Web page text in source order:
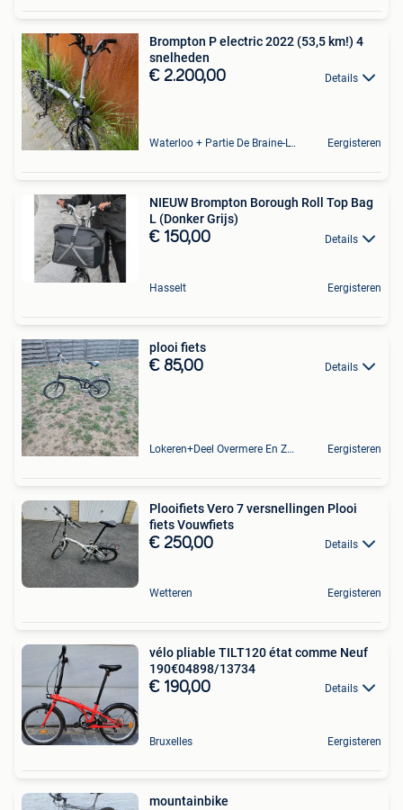
Brompton P electric 2022 (53,5 km!) 4
snelheden
€ 2.200,00 Details
Waterloo + Partie De Braine-L'Alleud, De Ohain Eergisteren
NIEUW Brompton Borough Roll Top Bag
L (Donker Grijs)
€ 150,00 Details
Hasselt Eergisteren
plooi fiets
€ 85,00 Details
Lokeren+Deel Overmere En Zele Eergisteren
Plooifiets Vero 7 versnellingen Plooi
fiets Vouwfiets
€ 250,00 Details
Wetteren Eergisteren
vélo pliable TILT120 état comme Neuf
190€04898/13734
€ 190,00 Details
Bruxelles Eergisteren
mountainbike